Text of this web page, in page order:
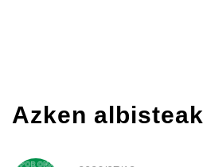
Azken albisteak